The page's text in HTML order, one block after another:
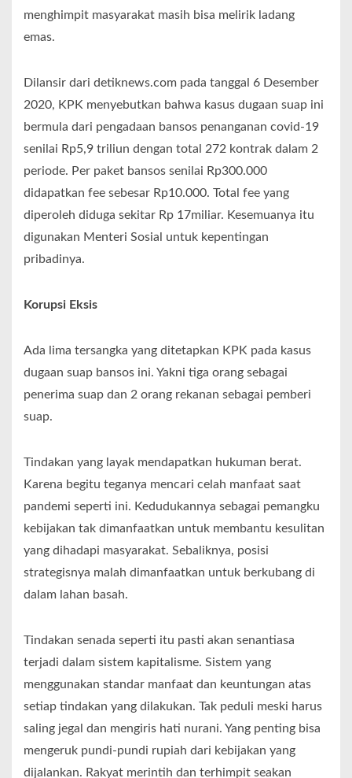
menghimpit masyarakat masih bisa melirik ladang
emas.
Dilansir dari detiknews.com pada tanggal 6 Desember
2020, KPK menyebutkan bahwa kasus dugaan suap ini
bermula dari pengadaan bansos penanganan covid-19
senilai Rp5,9 triliun dengan total 272 kontrak dalam 2
periode. Per paket bansos senilai Rp300.000
didapatkan fee sebesar Rp10.000. Total fee yang
diperoleh diduga sekitar Rp 17miliar. Kesemuanya itu
digunakan Menteri Sosial untuk kepentingan
pribadinya.
Korupsi Eksis
Ada lima tersangka yang ditetapkan KPK pada kasus
dugaan suap bansos ini. Yakni tiga orang sebagai
penerima suap dan 2 orang rekanan sebagai pemberi
suap.
Tindakan yang layak mendapatkan hukuman berat.
Karena begitu teganya mencari celah manfaat saat
pandemi seperti ini. Kedudukannya sebagai pemangku
kebijakan tak dimanfaatkan untuk membantu kesulitan
yang dihadapi masyarakat. Sebaliknya, posisi
strategisnya malah dimanfaatkan untuk berkubang di
dalam lahan basah.
Tindakan senada seperti itu pasti akan senantiasa
terjadi dalam sistem kapitalisme. Sistem yang
menggunakan standar manfaat dan keuntungan atas
setiap tindakan yang dilakukan. Tak peduli meski harus
saling jegal dan mengiris hati nurani. Yang penting bisa
mengeruk pundi-pundi rupiah dari kebijakan yang
dijalankan. Rakyat merintih dan terhimpit seakan